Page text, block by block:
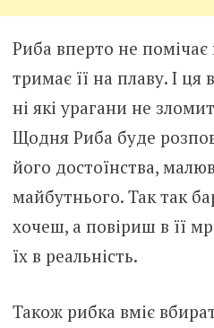
Риба вперто не помічає
тримає її на плаву. І ця
ні які урагани не
Щодня Риба буде
його достоїнства,
майбутнього. Так так
хочеш, а повіриш в її
їх в реальність.
Також рибка вміє